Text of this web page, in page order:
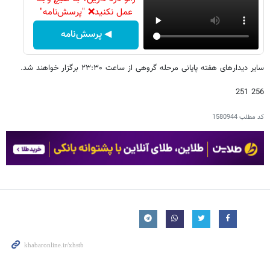
عمل نکنید❌ "پرسش‌نامه"
◀ پرسش‌نامه
سایر دیدارهای هفته پایانی مرحله گروهی از ساعت ۲۳:۳۰ برگزار خواهند شد.
256 251
کد مطلب1580944